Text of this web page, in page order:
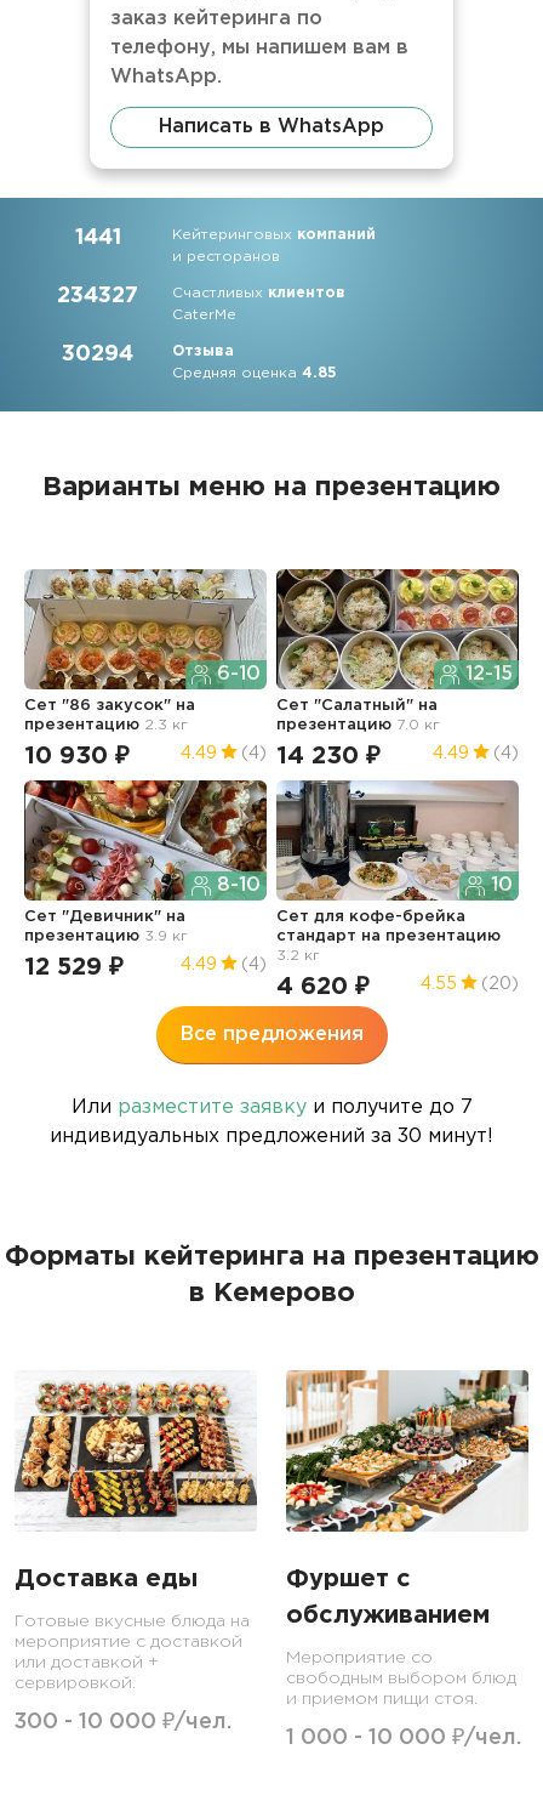
заказ кейтеринга по
телефону, мы напишем вам в
WhatsApp.
Написать в WhatsApp
1441 Кейтеринговых компаний
и ресторанов
234327 Счастливых клиентов
CaterMe
30294
Отзыва
Средняя оценка4.85
Варианты меню на презентацию
6-10
Сет "86 закусок" на
презентацию 2.3 кг
10 930 ₽ 4.49 (4)
12-15
Сет "Салатный" на
презентацию 7.0 кг
14 230 ₽ 4.49 (4)
8-10
Сет "Девичник" на
презентацию 3.9 кг
12 529 ₽ 4.49 (4)
10
Сет для кофе-брейка
стандарт на презентацию
3.2 кг
4 620 ₽ 4.55 (20)
Все предложения
Или разместите заявкуи получите до 7
индивидуальных предложений за 30 минут!
Форматы кейтеринга на презентацию
в Кемерово
Доставка еды
Готовые вкусные блюда на
мероприятие с доставкой
или доставкой +
сервировкой.
300 - 10 000 ₽/чел.
Фуршет с
обслуживанием
Мероприятие со
свободным выбором блюд
и приемом пищи стоя.
1 000 - 10 000 ₽/чел.